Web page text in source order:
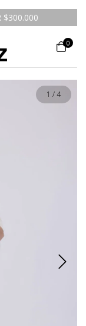
$300.000
0
1 /4